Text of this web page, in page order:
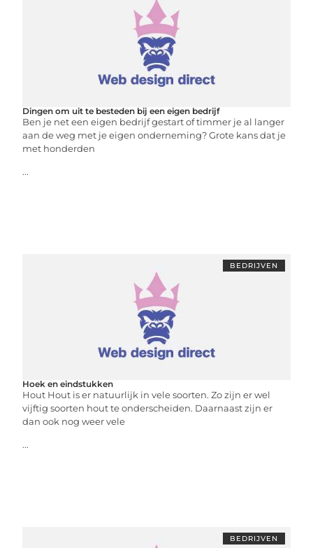
Dingen om uit te besteden bij een eigen bedrijf
Ben je net een eigen bedrijf gestart of timmer je al langer
aan de weg met je eigen onderneming? Grote kans dat je
met honderden
...
BEDRIJVEN
Hoek en eindstukken
Hout Hout is er natuurlijk in vele soorten. Zo zijn er wel
vijftig soorten hout te onderscheiden. Daarnaast zijn er
dan ook nog weer vele
...
BEDRIJVEN